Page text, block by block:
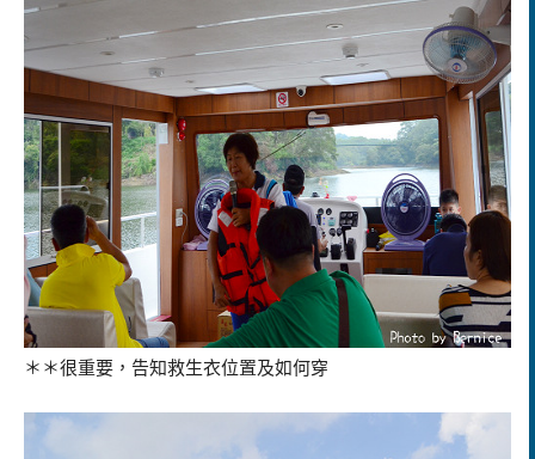
＊＊很重要，告知救生衣位置及如何穿